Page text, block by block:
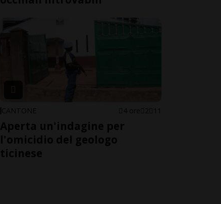
CANTONE 4 ore 2 11
Aperta un'indagine per
l'omicidio del geologo
ticinese